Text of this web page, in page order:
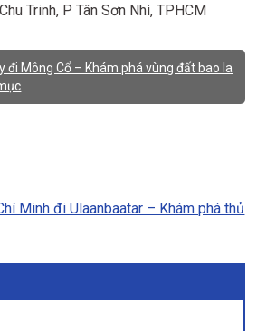
Trinh, P Tân Sơn Nhì, TPHCM
đi Mông Cổ – Khám phá vùng đất bao la
Minh đi Ulaanbaatar – Khám phá thủ